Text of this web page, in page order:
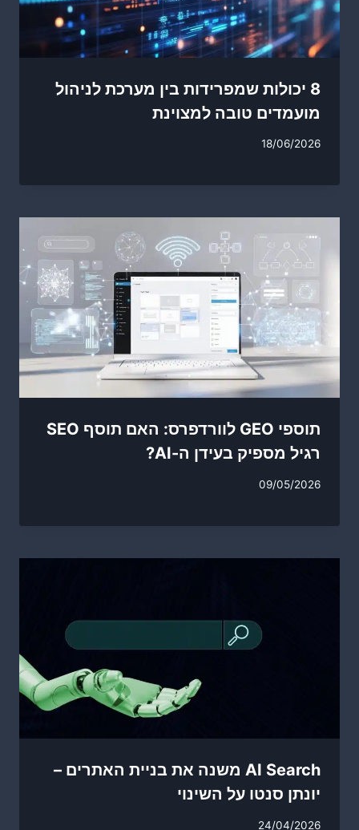
8 יכולות שמפרידות בין מערכת לניהול
מועמדים טובה למצוינת
18/06/2026
תוספי GEO לוורדפרס: האם תוסף SEO
רגיל מספיק בעידן ה-AI?
09/05/2026
AI Search משנה את בניית האתרים –
יונתן סנטו על השינוי
24/04/2026